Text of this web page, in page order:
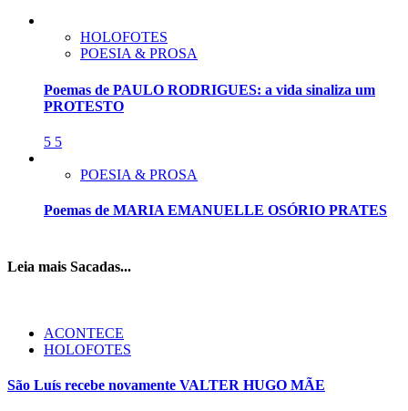
HOLOFOTES
POESIA & PROSA
Poemas de PAULO RODRIGUES: a vida sinaliza um
PROTESTO
5 5
POESIA & PROSA
Poemas de MARIA EMANUELLE OSÓRIO PRATES
Leia mais Sacadas...
ACONTECE
HOLOFOTES
São Luís recebe novamente VALTER HUGO MÃE